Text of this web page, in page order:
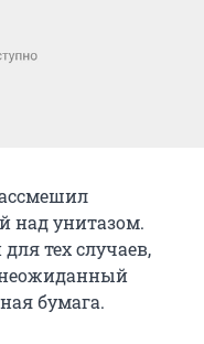
над унитазом.
тех случаев,
неожиданный
бумага.